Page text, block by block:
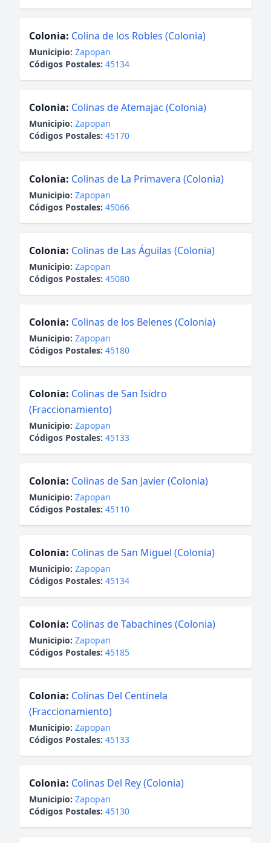
Colonia: Colina de los Robles (Colonia)
Municipio: Zapopan
Códigos Postales: 45134
Colonia: Colinas de Atemajac (Colonia)
Municipio: Zapopan
Códigos Postales: 45170
Colonia: Colinas de La Primavera (Colonia)
Municipio: Zapopan
Códigos Postales: 45066
Colonia: Colinas de Las Águilas (Colonia)
Municipio: Zapopan
Códigos Postales: 45080
Colonia: Colinas de los Belenes (Colonia)
Municipio: Zapopan
Códigos Postales: 45180
Colonia: Colinas de San Isidro
(Fraccionamiento)
Municipio: Zapopan
Códigos Postales: 45133
Colonia: Colinas de San Javier (Colonia)
Municipio: Zapopan
Códigos Postales: 45110
Colonia: Colinas de San Miguel (Colonia)
Municipio: Zapopan
Códigos Postales: 45134
Colonia: Colinas de Tabachines (Colonia)
Municipio: Zapopan
Códigos Postales: 45185
Colonia: Colinas Del Centinela
(Fraccionamiento)
Municipio: Zapopan
Códigos Postales: 45133
Colonia: Colinas Del Rey (Colonia)
Municipio: Zapopan
Códigos Postales: 45130